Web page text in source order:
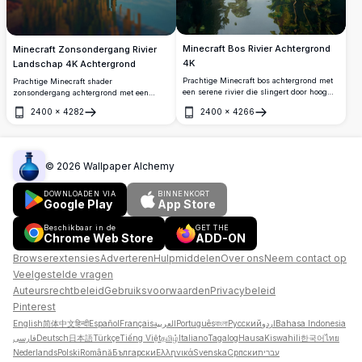
Minecraft Zonsondergang Rivier
Landschap 4K Achtergrond
Prachtige Minecraft shader
zonsondergang achtergrond met een
serene rivier die gouden licht weerkaatst,
weelderige blokkerige bomen en een
gamingliefhebbers.
2400 × 4282
Openen
Minecraft Bos Rivier Achtergrond
4K
Prachtige Minecraft bos achtergrond met
een serene rivier die slingert door hoog
Een prachtige zonnestraal breekt door het
2400 × 4266
Openen
© 2026 Wallpaper Alchemy
DOWNLOADEN VIA
Google Play
BINNENKORT
App Store
Beschikbaar in de
Chrome Web Store
GET THE
ADD-ON
BrowserextensiesAdverterenHulpmiddelenOver onsNeem contact op
Veelgestelde vragen
AuteursrechtbeleidGebruiksvoorwaardenPrivacybeleid
Pinterest
English简体中文हिन्दीEspañol Françaisالعربية PortuguêsবাংলাРусскийاردو Bahasa Indonesia
فارسی Deutsch 日本語TürkçeTiếng Việtதமிழ் ItalianoTagalog Hausa Kiswahili한국어ไทย
NederlandsPolski Română Български ΕλληνικάSvenskaСрпскиעברית